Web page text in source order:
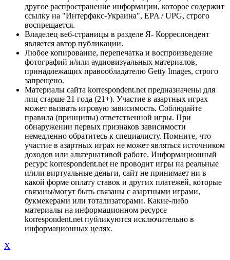
другое распространение информации, которое содержит
ссылку на "Интерфакс-Украина", EPA / UPG, строго
воспрещается.
Владелец веб-страницы в разделе Я- Корреспондент
является автор публикации.
Любое копирование, перепечатка и воспроизведение
фотографий и/или аудиовизуальных материалов,
принадлежащих правообладателю Getty Images, строго
запрещено.
Материалы сайта korrespondent.net предназначены для
лиц старше 21 года (21+). Участие в азартных играх
может вызвать игровую зависимость. Соблюдайте
правила (принципы) ответственной игры. При
обнаружении первых признаков зависимости
немедленно обратитесь к специалисту. Помните, что
участие в азартных играх не может являться источником
доходов или альтернативой работе. Информационный
ресурс korrespondent.net не проводит игры на реальные
и/или виртуальные деньги, сайт не принимает ни в
какой форме оплату ставок и других платежей, которые
связаны/могут быть связаны с азартными играми,
букмекерами или тотализаторами. Какие-либо
материалы на информационном ресурсе
korrespondent.net публикуются исключительно в
информационных целях.
X